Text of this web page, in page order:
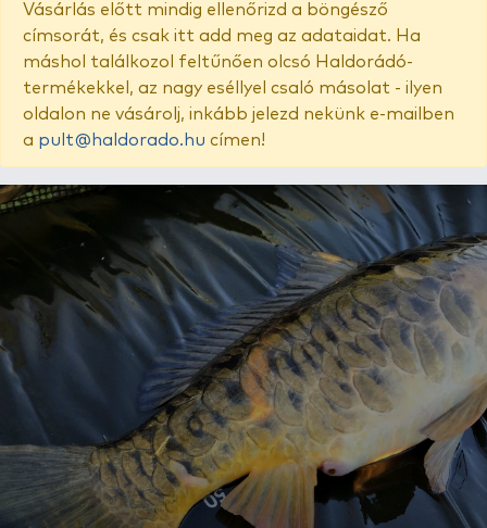
Vásárlás előtt mindig ellenőrizd a böngésző
címsorát, és csak itt add meg az adataidat. Ha
máshol találkozol feltűnően olcsó Haldorádó-
termékekkel, az nagy eséllyel csaló másolat - ilyen
oldalon ne vásárolj, inkább jelezd nekünk e-mailben
a pult@haldorado.hu címen!